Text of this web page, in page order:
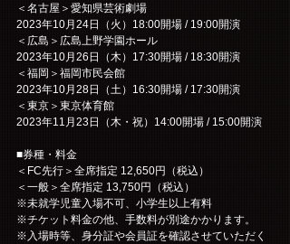
＜名古屋＞愛知県芸術劇場
2023年10月24日（火）18:00開場 / 19:00開演
＜広島＞広島上野学園ホール
2023年10月26日（木）17:30開場 / 18:30開演
＜福岡＞福岡市民会館
2023年10月28日（土）16:30開場 / 17:30開演
＜東京＞東京体育館
2023年11月23日（木・祝）14:00開場 / 15:00開演
■券種・料金
＜FC先行＞全席指定 12,650円（税込）
＜一般＞全席指定 13,750円（税込）
※未就学児童入場不可、小学生以上有料
※チケット料金の他、手数料が別途かかります。
※入場時等、身分証や会員証を確認させていただく